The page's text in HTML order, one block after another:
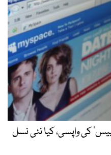
کی واپسی، کیا نئی نسل